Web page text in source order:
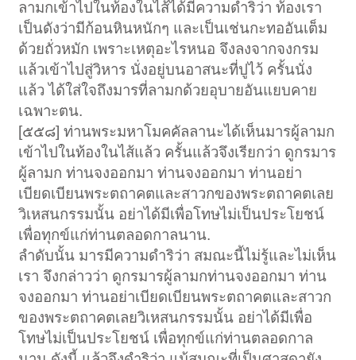
ลามกเข้าไปในท้องในไส้ได้มีความดำริว่า ท้องเรา
เป็นดังว่ามีก้อนหินหนักๆ และเป็นเช่นกะทออันเต็ม
ด้วยถั่วหมัก เพราะเหตุอะไรหนอ จึงลงจากจงกรม
แล้วเข้าไปสู่วิหาร นั่งอยู่บนอาสนะที่ปูไว้ ครั้นนั่ง
แล้ว ได้ใส่ใจถึงมารที่ลามกด้วยอุบายอันแยบคาย
เฉพาะตน.
[๕๕๘] ท่านพระมหาโมคคัลลานะได้เห็นมารผู้ลามก
เข้าไปในท้องในไส้แล้ว ครั้นแล้วจึงเรียกว่า ดูกรมาร
ผู้ลามก ท่านจงออกมา ท่านจงออกมา ท่านอย่า
เบียดเบียนพระตถาคตและสาวกของพระตถาคตเลย
วิเหสนกรรมนั้น อย่าได้มีเพื่อโทษไม่เป็นประโยชน์
เพื่อทุกข์แก่ท่านตลอดกาลนาน.
ลำดับนั้น มารมีความดำริว่า สมณะนี้ไม่รู้และไม่เห็น
เรา จึงกล่าวว่า ดูกรมารผู้ลามกท่านจงออกมา ท่าน
จงออกมา ท่านอย่าเบียดเบียนพระตถาคตและสาวก
ของพระตถาคตเลยวิเหสนกรรมนั้น อย่าได้มีเพื่อ
โทษไม่เป็นประโยชน์ เพื่อทุกข์แก่ท่านตลอดกาล